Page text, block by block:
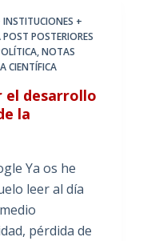
+
POSTERIORES
,NOTAS
CIENTÍFICA
el desarrollo
la
Ya os he
leer al día
pérdida de